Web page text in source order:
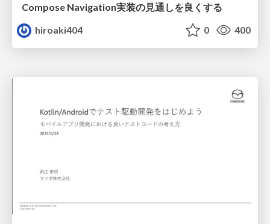
Compose Navigation実装の見通しを良くする
hiroaki404
0 400